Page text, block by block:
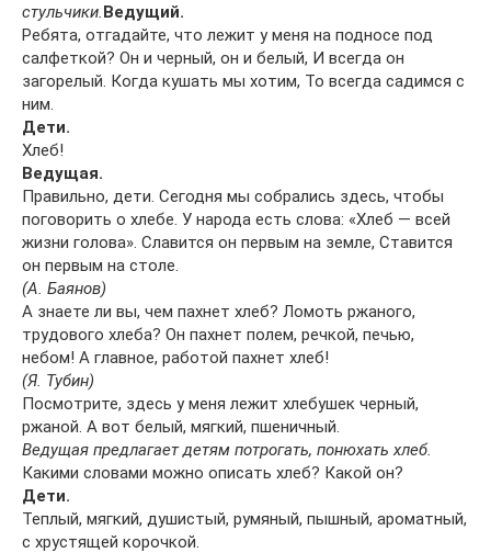
стульчики.Ведущий.
Ребята, отгадайте, что лежит у меня на подносе под
салфеткой? Он и черный, он и белый, И всегда он
загорелый. Когда кушать мы хотим, То всегда садимся с
ним.
Дети.
Хлеб!
Ведущая.
Правильно, дети. Сегодня мы собрались здесь, чтобы
поговорить о хлебе. У народа есть слова: «Хлеб — всей
жизни голова». Славится он первым на земле, Ставится
он первым на столе.
(А. Баянов)
А знаете ли вы, чем пахнет хлеб? Ломоть ржаного,
трудового хлеба? Он пахнет полем, речкой, печью,
небом! А главное, работой пахнет хлеб!
(Я. Тубин)
Посмотрите, здесь у меня лежит хлебушек черный,
ржаной. А вот белый, мягкий, пшеничный.
Ведущая предлагает детям потрогать, понюхать хлеб.
Какими словами можно описать хлеб? Какой он?
Дети.
Теплый, мягкий, душистый, румяный, пышный, ароматный,
с хрустящей корочкой.